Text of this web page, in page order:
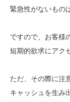
緊急性がないもの
ですので、お客様
短期的欲求にアク
ただ、その際に注
キャッシュを生み